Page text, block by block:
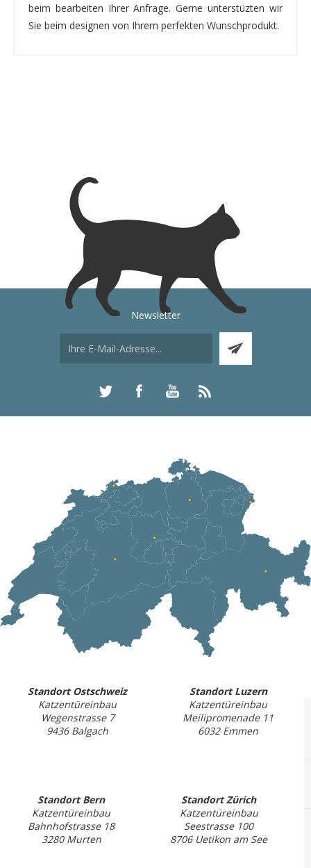
beim bearbeiten Ihrer Anfrage. Gerne unterstüzten wir
Sie beim designen von Ihrem perfekten Wunschprodukt.
Newsletter
Standort Ostschweiz
Katzentüreinbau
Wegenstrasse 7
9436 Balgach
Standort Luzern
Katzentüreinbau
Meilipromenade 11
6032 Emmen
Standort Bern
Katzentüreinbau
Bahnhofstrasse 18
3280 Murten
Standort Zürich
Katzentüreinbau
Seestrasse 100
8706 Uetikon am See